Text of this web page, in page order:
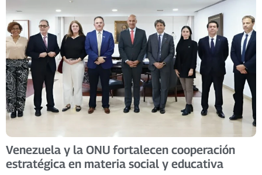
Venezuela y la ONU fortalecen cooperación
estratégica en materia social y educativa